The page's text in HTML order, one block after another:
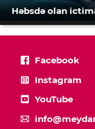
Həbsdə olan
Facebook
Instagram
YouTube